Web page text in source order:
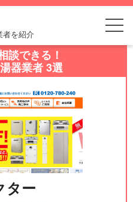
者を紹介
談できる！
器業者 3選
ター